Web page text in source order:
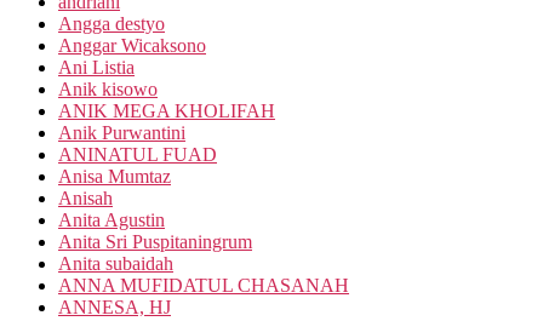
Angga destyo
Anggar Wicaksono
Ani Listia
Anik kisowo
ANIK MEGA KHOLIFAH
Anik Purwantini
ANINATUL FUAD
Anisa Mumtaz
Anisah
Anita Agustin
Anita Sri Puspitaningrum
Anita subaidah
ANNA MUFIDATUL CHASANAH
ANNESA, HJ